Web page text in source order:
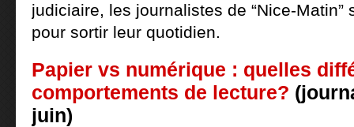
judiciaire, les journalistes de “Nice-Matin”
pour sortir leur quotidien.
Papier vs numérique : quelles
comportements de lecture?
juin)